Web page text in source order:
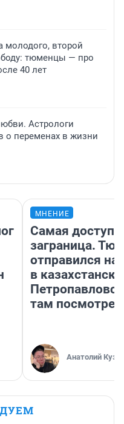
второй
тюменцы — про
40 лет
Астрологи
о переменах в жизни
МНЕНИЕ
Самая
заграница.
отправился
в
там
Анатолий